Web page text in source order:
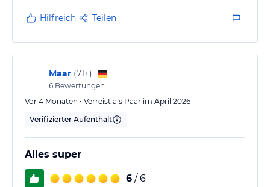
ohne Gewähr und ohne Prüfung durch HolidayCheck. Bitte
jeweiligen Veranstalters.
Bereich angekommen ist.
Ich komme gern wieder.
Hilfreich Teilen
Maar (71+)
6 Bewertungen
Vor 4 Monaten • Verreist als Paar im April 2026
Verifizierter Aufenthalt
Alles super
6 / 6